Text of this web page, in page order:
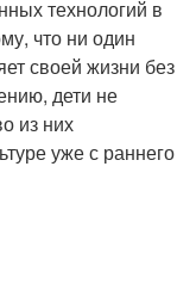
технологий в
что ни один
своей жизни без
дети не
из них
уже с раннего